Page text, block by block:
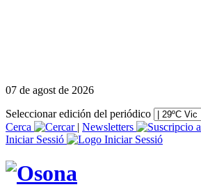
07 de agost de 2026
Seleccionar edición del periódico
Cerca
| Newsletters
Iniciar Sessió